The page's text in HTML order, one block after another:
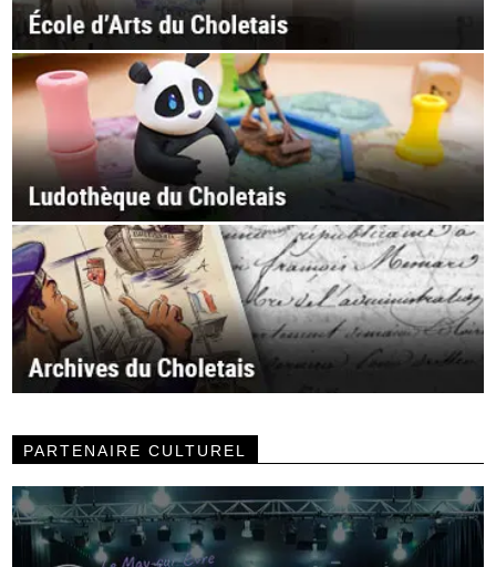
PARTENAIRE CULTUREL